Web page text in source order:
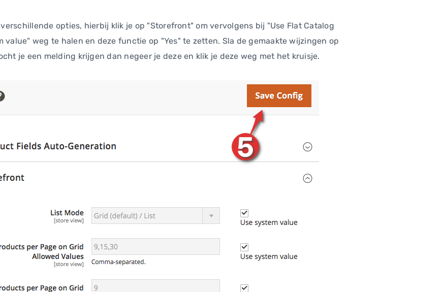
opties, hierbij klik je op "Storefront" om vervolgens bij "Use Flat Catalog
value" weg te halen en deze functie op "Yes" te zetten. Sla de gemaakte wijzingen op
je een melding krijgen dan negeer je deze en klik je deze weg met het kruisje.